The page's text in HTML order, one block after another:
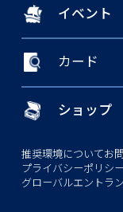
イベント
カード
ショップ
推奨環境についてお
プライバシーポリシー
グローバルエントラ